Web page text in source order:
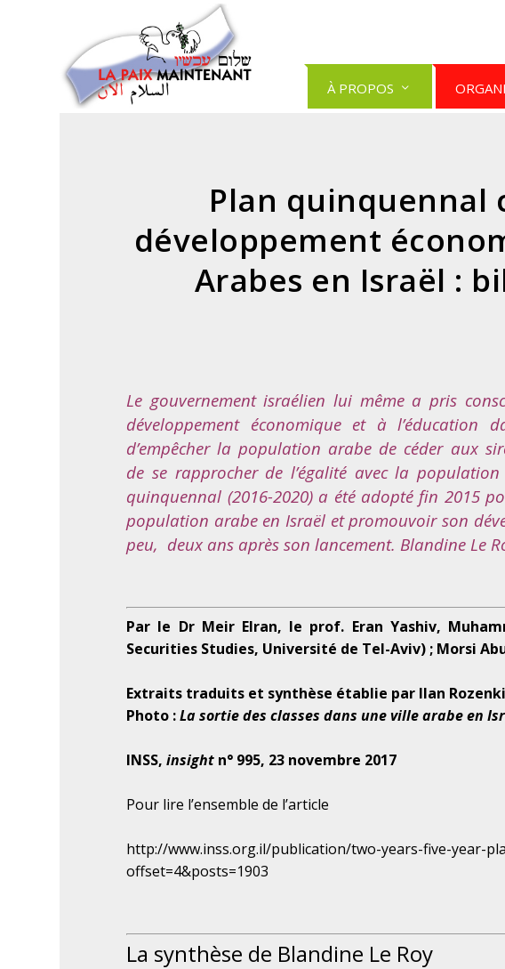
À PROPOS
Plan quinquennal
développement
Arabes en Israël :
Le gouvernement israélien lui même a pris
développement économique et à l’éducation
d’empêcher la population arabe de céder aux
de se rapprocher de l’égalité avec la
quinquennal (2016-2020) a été adopté fin 2015
population arabe en Israël et promouvoir son
peu, deux ans après son lancement. Blandine Le
Par le Dr Meir Elran, le prof. Eran Yashiv,
Securities Studies, Université de Tel-Aviv) ; Morsi
Extraits traduits et synthèse établie par Ilan
Photo :La sortie des classes dans une ville arabe en
INSS,insight n° 995, 23 novembre 2017
Pour lire l’ensemble de l’article
http://www.inss.org.il/publication/two-years-five-year-
offset=4&posts=1903
La synthèse de Blandine Le Roy